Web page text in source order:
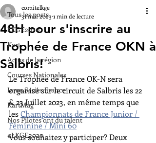
Tous les posts
LKGE2020
Kart
Actus de la région
Courses Nationales
Iame Series France
KartMag
Nos Pilotes ont du talent
#LKGE2020
48H pour s'inscrire au
Trophée de France OKN à
Salbris!
comitelkge
31 mai 2023 1 min de lecture
Le Trophée de France OK-N sera
organisé sur le circuit de Salbris les 22
& 23 Juillet 2023, en même temps que
les Championnats de France Junior /
Féminine / Mini 60
Vous souhaitez y participer? Deux